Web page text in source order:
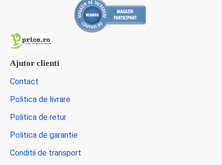
Ajutor clienti
Contact
Politica de livrare
Politica de retur
Politica de garantie
Conditii de transport